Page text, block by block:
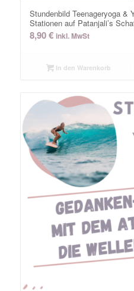
Stundenbild Teenageryoga &
Stationen auf Patanjali’s
8,90€ inkl. MwSt
In den Warenkorb